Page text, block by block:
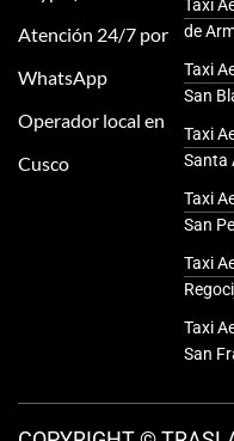
Atención 24/7 por
WhatsApp
Operador local en
Cusco
Taxi
de
Taxi
San
Taxi
Santa
Taxi
San
Taxi
Taxi
San